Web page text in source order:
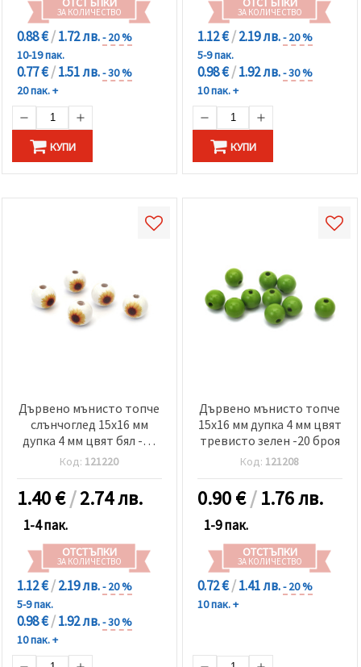
ЗА КОЛИЧЕСТВО
0.88 €/1.72 лв.- 20 %
10-19 пак.
0.77 €/1.51 лв.- 30 %
20 пак. +
КУПИ
ЗА КОЛИЧЕСТВО
1.12 €/2.19 лв.- 20 %
5-9 пак.
0.98 €/1.92 лв.- 30 %
10 пак. +
КУПИ
Дървено мънисто топче
слънчоглед 15x16 мм
дупка 4 мм цвят бял -10
броя
Код: 121220
1.40€/2.74 лв.
1-4 пак.
ОТСТЪПКИ
ЗА КОЛИЧЕСТВО
1.12 €/2.19 лв.- 20 %
5-9 пак.
0.98 €/1.92 лв.- 30 %
10 пак. +
Дървено мънисто топче
15x16 мм дупка 4 мм цвят
тревисто зелен -20 броя
Код: 121208
0.90€/1.76 лв.
1-9 пак.
ОТСТЪПКИ
ЗА КОЛИЧЕСТВО
0.72 €/1.41 лв.- 20 %
10 пак. +